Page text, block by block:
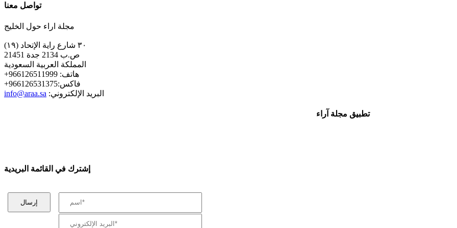
تواصل معنا
مجلة اراء حول الخليج
٣٠ شارع راية الإتحاد (١٩)
ص.ب 2134 جدة 21451
المملكة العربية السعودية
+هاتف: 966126511999
+فاكس:966126531375
info@araa.sa :البريد الإلكتروني
تطبيق مجلة آراء
إشترك في القائمة البريدية